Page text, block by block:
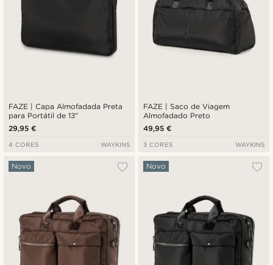
FAZE | Capa Almofadada Preta
para Portátil de 13"
29,95 €
4 CORES WAYKINS
FAZE | Saco de Viagem
Almofadado Preto
49,95 €
3 CORES WAYKINS
Novo Novo